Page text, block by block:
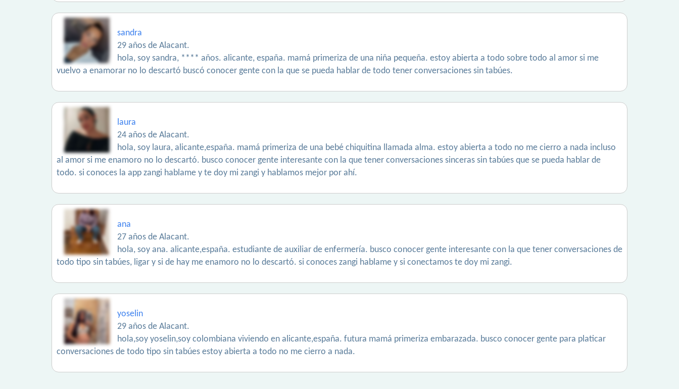
sandra
29 años de Alacant.
hola, soy sandra, **** años. alicante, españa. mamá primeriza de una niña pequeña. estoy abierta a todo sobre todo al amor si me
vuelvo a enamorar no lo descartó buscó conocer gente con la que se pueda hablar de todo tener conversaciones sin tabúes.
laura
24 años de Alacant.
hola, soy laura, alicante,españa. mamá primeriza de una bebé chiquitina llamada alma. estoy abierta a todo no me cierro a nada incluso
al amor si me enamoro no lo descartó. busco conocer gente interesante con la que tener conversaciones sinceras sin tabúes que se pueda hablar de
todo. si conoces la app zangi hablame y te doy mi zangi y hablamos mejor por ahí.
ana
27 años de Alacant.
hola, soy ana. alicante,españa. estudiante de auxiliar de enfermería. busco conocer gente interesante con la que tener conversaciones de
todo tipo sin tabúes, ligar y si de hay me enamoro no lo descartó. si conoces zangi hablame y si conectamos te doy mi zangi.
yoselin
29 años de Alacant.
hola,soy yoselin,soy colombiana viviendo en alicante,españa. futura mamá primeriza embarazada. busco conocer gente para platicar
conversaciones de todo tipo sin tabúes estoy abierta a todo no me cierro a nada.